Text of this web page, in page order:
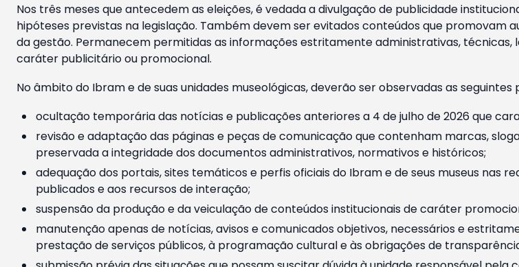
Nos três meses que antecedem as eleições, é vedada a divulgação de publicidade
hipóteses previstas na legislação. Também devem ser evitados conteúdos que promovam
da gestão. Permanecem permitidas as informações estritamente administrativas,
caráter publicitário ou promocional.
No âmbito do Ibram e de suas unidades museológicas, deverão ser observadas as seguintes
ocultação temporária das notícias e publicações anteriores a 4 de julho de 2026 que
revisão e adaptação das páginas e peças de comunicação que contenham marcas,
preservada a integridade dos documentos administrativos, normativos e históricos;
adequação dos portais, sites temáticos e perfis oficiais do Ibram e de seus museus nas
publicados e aos recursos de interação;
suspensão da produção e da veiculação de conteúdos institucionais de caráter
manutenção apenas de notícias, avisos e comunicados objetivos, necessários e
prestação de serviços públicos, à programação cultural e às obrigações de